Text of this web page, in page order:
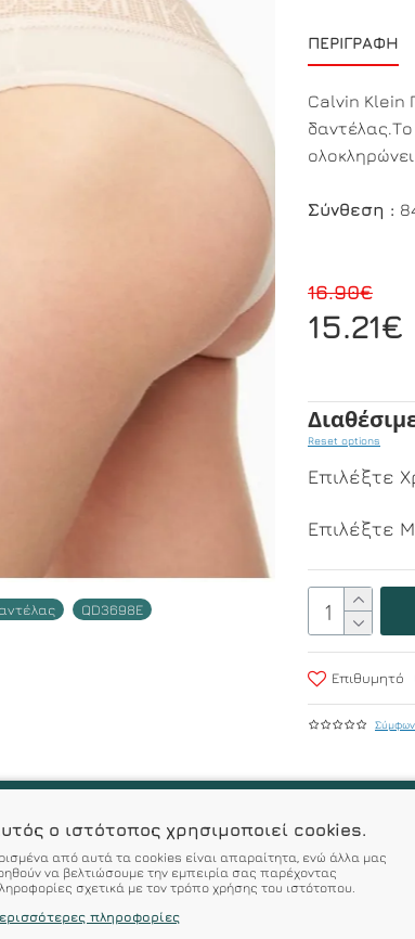
QD3698E
ΠΕΡΙΓΡΑΦΉ
Calvin Klein
Σύνθεση :
15.21€
16.90€
Reset options
Επιλέξτε
Επιλέξτε
Επιθυμητό
Αντοχή
σε Προσιτές τιμές
ο ιστότοπος χρησιμοποιεί cookies.
από αυτά τα cookies είναι απαραίτητα, ενώ άλλα μας
να βελτιώσουμε την εμπειρία σας παρέχοντας
σχετικά με τον τρόπο χρήσης του ιστότοπου.
πληροφορίες